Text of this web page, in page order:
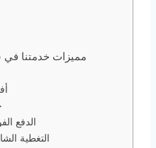
مميزات خدمتنا في
الدفع
التغطية